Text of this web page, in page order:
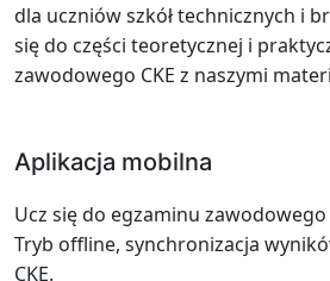
dla uczniów szkół technicznych i
się do części teoretycznej i
zawodowego CKE z naszymi
Aplikacja mobilna
Ucz się do egzaminu
Tryb offline, synchronizacja
CKE.